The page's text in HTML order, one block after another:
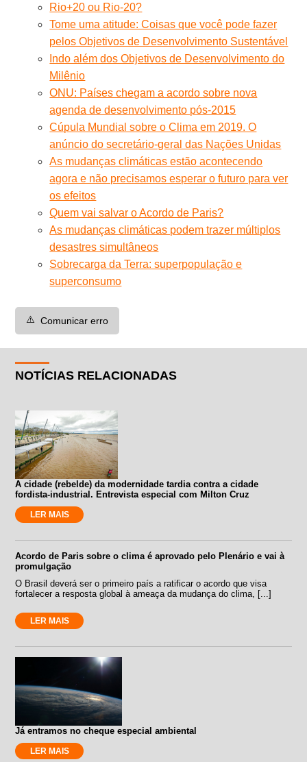
Rio+20 ou Rio-20?
Tome uma atitude: Coisas que você pode fazer
pelos Objetivos de Desenvolvimento Sustentável
Indo além dos Objetivos de Desenvolvimento do
Milênio
ONU: Países chegam a acordo sobre nova
agenda de desenvolvimento pós-2015
Cúpula Mundial sobre o Clima em 2019. O
anúncio do secretário-geral das Nações Unidas
As mudanças climáticas estão acontecendo
agora e não precisamos esperar o futuro para ver
os efeitos
Quem vai salvar o Acordo de Paris?
As mudanças climáticas podem trazer múltiplos
desastres simultâneos
Sobrecarga da Terra: superpopulação e
superconsumo
⚠️ Comunicar erro
NOTÍCIAS RELACIONADAS
A cidade (rebelde) da modernidade tardia contra a cidade
fordista-industrial. Entrevista especial com Milton Cruz
LER MAIS
Acordo de Paris sobre o clima é aprovado pelo Plenário e vai à
promulgação
O Brasil deverá ser o primeiro país a ratificar o acordo que visa
fortalecer a resposta global à ameaça da mudança do clima, [...]
LER MAIS
Já entramos no cheque especial ambiental
LER MAIS